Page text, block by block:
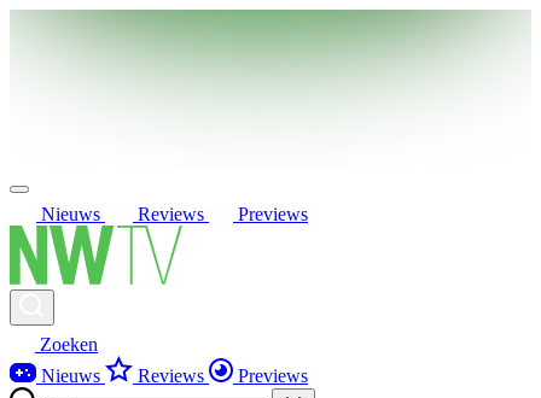
Nieuws Reviews Previews
Zoeken
Nieuws
Reviews Previews